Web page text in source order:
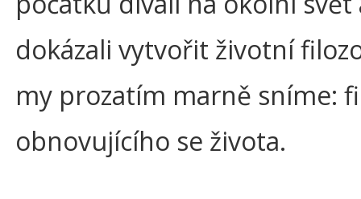
dokázali vytvořit životní
my prozatím marně sníme:
obnovujícího se života.